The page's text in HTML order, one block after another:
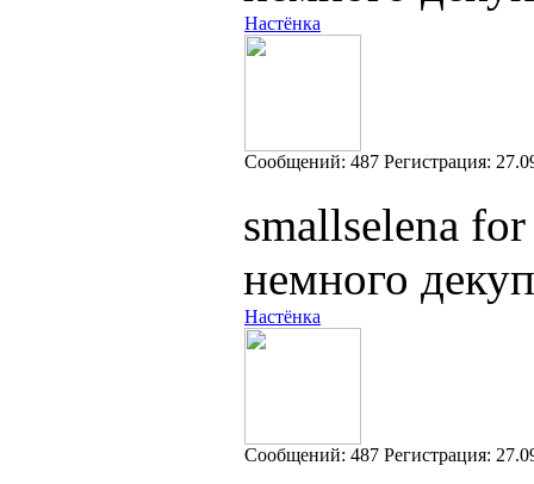
Настёнка
Cообщений: 487 Регистрация:
smallselena
немного
Настёнка
Cообщений: 487 Регистрация: